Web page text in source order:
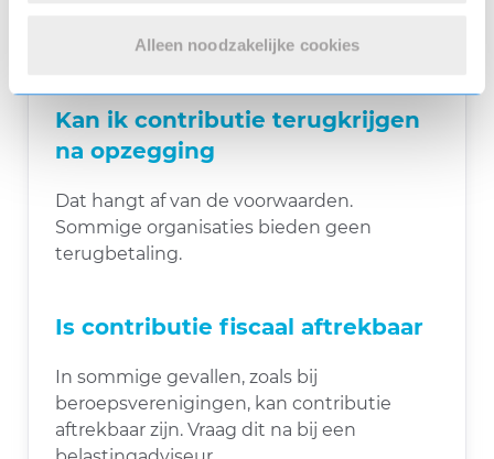
Alleen noodzakelijke cookies
vraag naar een betalingsregeling.
Kan ik contributie terugkrijgen
na opzegging
Dat hangt af van de voorwaarden.
Sommige organisaties bieden geen
terugbetaling.
Is contributie fiscaal aftrekbaar
In sommige gevallen, zoals bij
beroepsverenigingen, kan contributie
aftrekbaar zijn. Vraag dit na bij een